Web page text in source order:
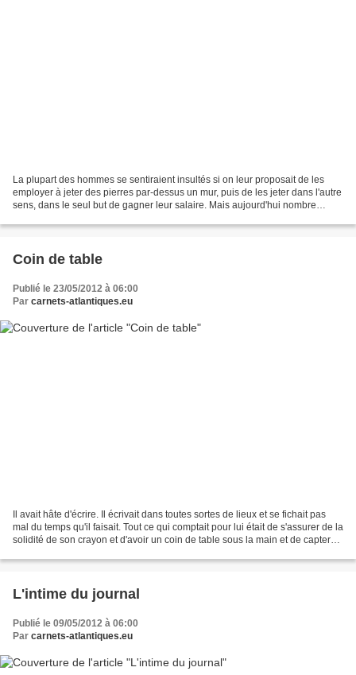
La plupart des hommes se sentiraient insultés si on leur proposait de les
employer à jeter des pierres par-dessus un mur, puis de les jeter dans l'autre
sens, dans le seul but de gagner leur salaire. Mais aujourd'hui nombre
Coin de table
Publié le 23/05/2012 à 06:00
Par carnets-atlantiques.eu
Il avait hâte d'écrire. Il écrivait dans toutes sortes de lieux et se fichait pas
mal du temps qu'il faisait. Tout ce qui comptait pour lui était de s'assurer de la
solidité de son crayon et d'avoir un coin de table sous la main et de capter
L'intime du journal
Publié le 09/05/2012 à 06:00
Par carnets-atlantiques.eu